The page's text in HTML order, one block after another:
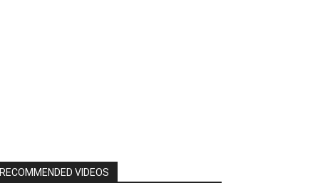
RECOMMENDED VIDEOS